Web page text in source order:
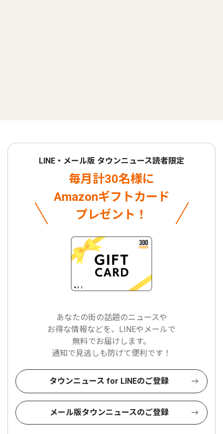
LINE・メール版 タウンニュース読者限定
毎月計30名様に
Amazonギフトカード
プレゼント！
あなたの街の話題のニュースや
お得な情報などを、LINEやメールで
無料でお届けします。
通知で見逃しも防げて便利です！
タウンニュース for LINEのご登録
メール版タウンニュースのご登録